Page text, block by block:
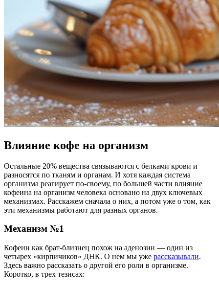
Влияние кофе на организм
Остальные 20% вещества связываются с белками крови и
разносятся по тканям и органам. И хотя каждая система
организма реагирует по-своему, по большей части влияние
кофеина на организм человека основано на двух ключевых
механизмах. Расскажем сначала о них, а потом уже о том, как
эти механизмы работают для разных органов.
Механизм №1
Кофеин как брат-близнец похож на аденозин — один из
четырех «кирпичиков» ДНК. О нем мы уже рассказывали.
Здесь важно рассказать о другой его роли в организме.
Коротко, в трех тезисах: